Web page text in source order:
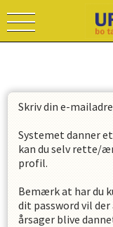
Skriv din e-
Systemet danner
kan du selv rette/
profil.
Bemærk at har du
dit password vil
årsager blive